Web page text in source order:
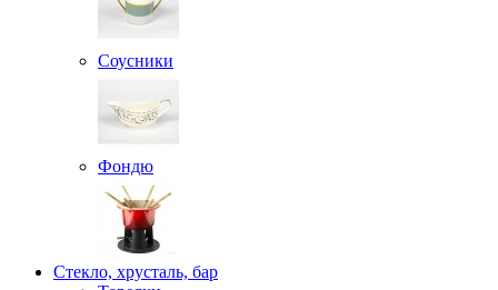
Соусники
Фондю
Стекло, хрусталь, бар